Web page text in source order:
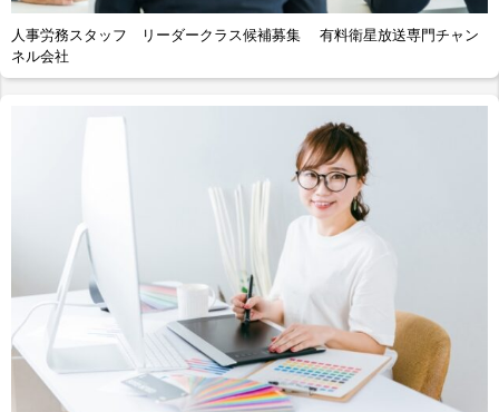
人事労務スタッフ リーダークラス候補募集 有料衛星放送専門チャン
ネル会社